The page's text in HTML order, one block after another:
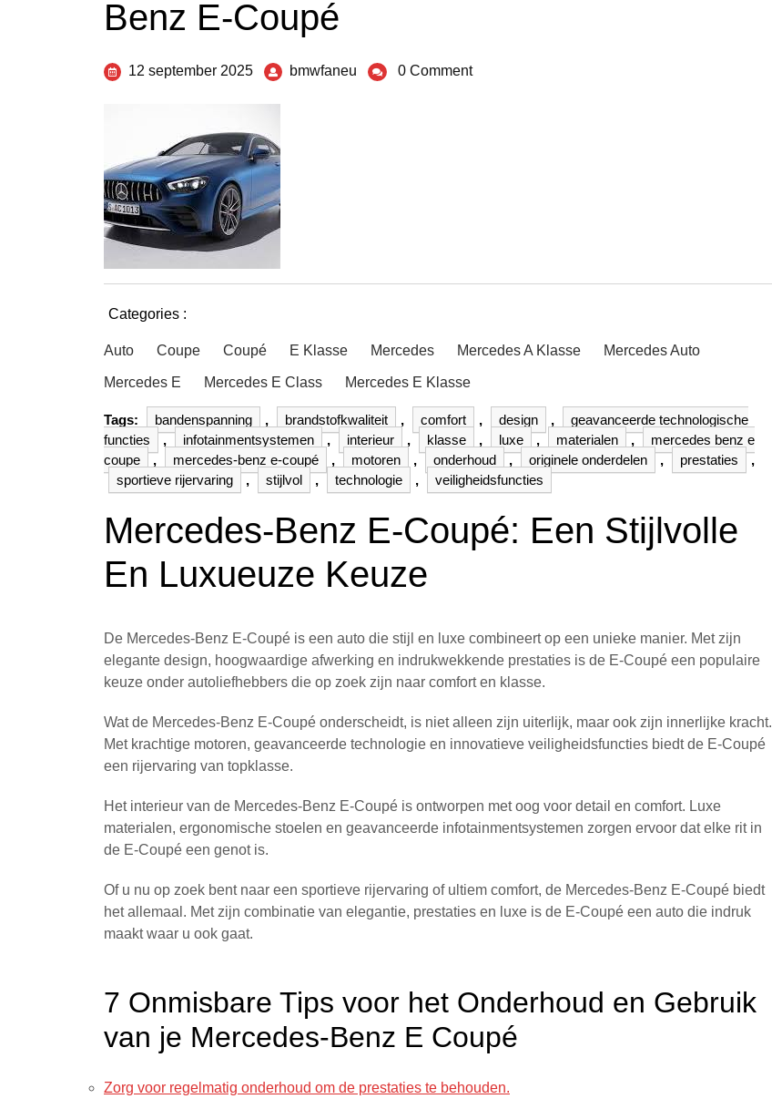
Benz E-Coupé
12 september 2025 bmwfaneu 0 Comment
Categories :
Auto Coupe Coupé E Klasse Mercedes Mercedes A Klasse Mercedes Auto
Mercedes E Mercedes E Class Mercedes E Klasse
Tags: bandenspanning , brandstofkwaliteit , comfort , design ,
geavanceerde technologische
functies
, infotainmentsystemen , interieur , klasse , luxe , materialen ,
mercedes benz e
coupe
, mercedes-benz e-coupé , motoren , onderhoud , originele onderdelen , prestaties
,
sportieve rijervaring
, stijlvol , technologie , veiligheidsfuncties
Mercedes-Benz E-Coupé: Een Stijlvolle
En Luxueuze Keuze
De Mercedes-Benz E-Coupé is een auto die stijl en luxe combineert op een unieke manier. Met zijn
elegante design, hoogwaardige afwerking en indrukwekkende prestaties is de E-Coupé een populaire
keuze onder autoliefhebbers die op zoek zijn naar comfort en klasse.
Wat de Mercedes-Benz E-Coupé onderscheidt, is niet alleen zijn uiterlijk, maar ook zijn innerlijke kracht.
Met krachtige motoren, geavanceerde technologie en innovatieve veiligheidsfuncties biedt de E-Coupé
een rijervaring van topklasse.
Het interieur van de Mercedes-Benz E-Coupé is ontworpen met oog voor detail en comfort. Luxe
materialen, ergonomische stoelen en geavanceerde infotainmentsystemen zorgen ervoor dat elke rit in
de E-Coupé een genot is.
Of u nu op zoek bent naar een sportieve rijervaring of ultiem comfort, de Mercedes-Benz E-Coupé biedt
het allemaal. Met zijn combinatie van elegantie, prestaties en luxe is de E-Coupé een auto die indruk
maakt waar u ook gaat.
7 Onmisbare Tips voor het Onderhoud en Gebruik
van je Mercedes-Benz E Coupé
Zorg voor regelmatig onderhoud om de prestaties te behouden.